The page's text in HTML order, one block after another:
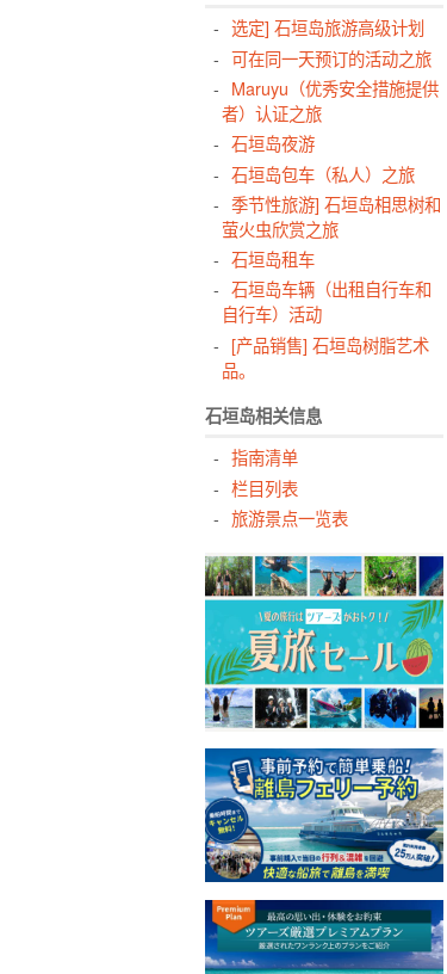
选定] 石垣岛旅游高级计划
可在同一天预订的活动之旅
Maruyu（优秀安全措施提供
者）认证之旅
石垣岛夜游
石垣岛包车（私人）之旅
季节性旅游] 石垣岛相思树和
萤火虫欣赏之旅
石垣岛租车
石垣岛车辆（出租自行车和
自行车）活动
[产品销售] 石垣岛树脂艺术
品。
石垣岛相关信息
指南清单
栏目列表
旅游景点一览表